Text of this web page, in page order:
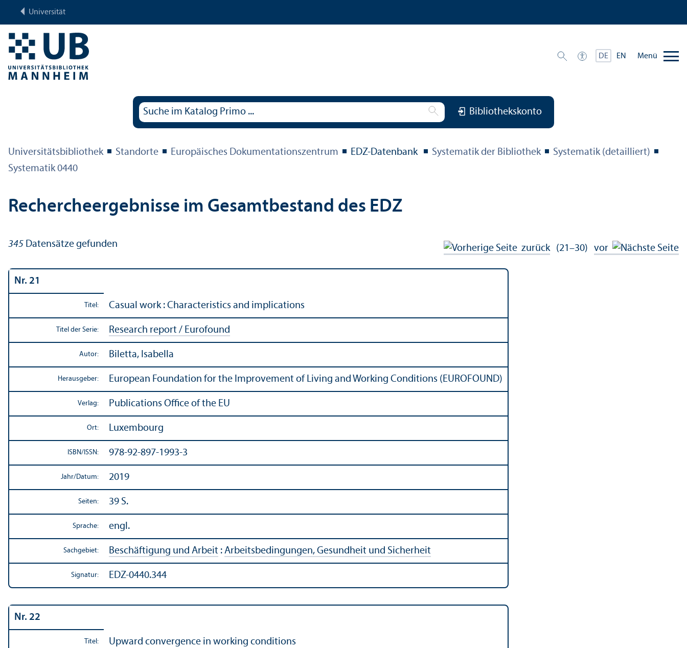
Universität
DE EN Menü
Bibliothekskonto
Universitäts­bibliothek Standorte Europäisches Dokumentations­zentrum EDZ-Datenbank Systematik der Bibliothek
Systematik (detailliert)
Systematik 0440
Rechercheergebnisse im Gesamtbestand des EDZ
345 Datensätze gefunden zurück(21–30) vor
Nr. 21
Titel: Casual work : Characteristics and implications
Titel der Serie: Research report / Eurofound
Autor: Biletta, Isabella
Herausgeber: European Foundation for the Improvement of Living and Working Conditions (EUROFOUND)
Verlag: Publications Office of the EU
Ort: Luxembourg
ISBN/ ISSN: 978-92-897-1993-3
Jahr/Datum: 2019
Seiten: 39 S.
Sprache: engl.
Sachgebiet: Beschäftigung und Arbeit : Arbeits­bedingungen, Gesundheit und Sicherheit
Signatur: EDZ-0440.344
Nr. 22
Titel: Upward convergence in working conditions